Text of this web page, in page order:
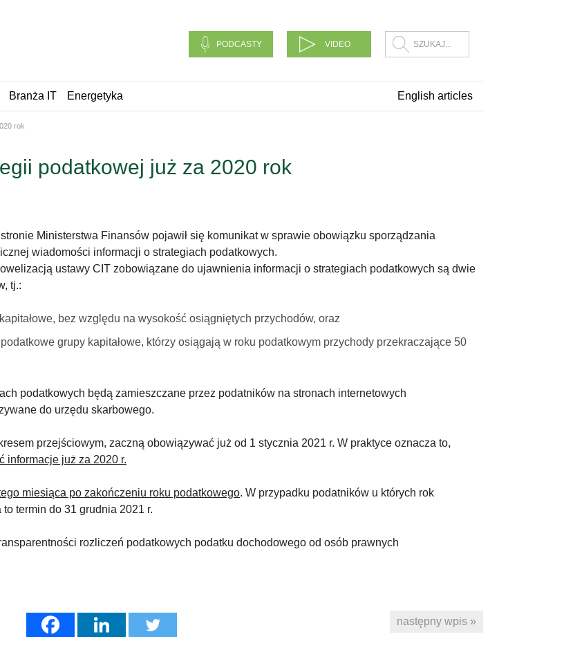
PODCASTY VIDEO
Branża IT Energetyka English articles
rok
podatkowej już za 2020 rok
Ministerstwa Finansów pojawił się komunikat w sprawie obowiązku sporządzania
wiadomości informacji o strategiach podatkowych.
ustawy CIT zobowiązane do ujawnienia informacji o strategiach podatkowych są dwie
tj.:
bez względu na wysokość osiągniętych przychodów, oraz
grupy kapitałowe, którzy osiągają w roku podatkowym przychody przekraczające 50
podatkowych będą zamieszczane przez podatników na stronach internetowych
do urzędu skarbowego.
przejściowym, zaczną obowiązywać już od 1 stycznia 2021 r. W praktyce oznacza to,
informacje już za 2020 r.
miesiąca po zakończeniu roku podatkowego. W przypadku podatników u których rok
termin do 31 grudnia 2021 r.
rozliczeń podatkowych podatku dochodowego od osób prawnych
następny wpis »